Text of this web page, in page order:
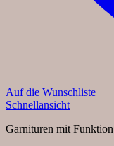
Auf die Wunschliste
Schnellansicht
Garnituren mit Funktion